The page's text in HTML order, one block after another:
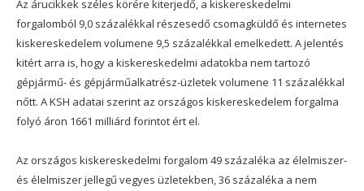
Az árucikkek széles körére kiterjedő, a kiskereskedelmi
forgalomból 9,0 százalékkal részesedő csomagküldő és internetes
kiskereskedelem volumene 9,5 százalékkal emelkedett. A jelentés
kitért arra is, hogy a kiskereskedelmi adatokba nem tartozó
gépjármű- és gépjárműalkatrész-üzletek volumene 11 százalékkal
nőtt. A KSH adatai szerint az országos kiskereskedelem forgalma
folyó áron 1661 milliárd forintot ért el.
Az országos kiskereskedelmi forgalom 49 százaléka az élelmiszer-
és élelmiszer jellegű vegyes üzletekben, 36 százaléka a nem